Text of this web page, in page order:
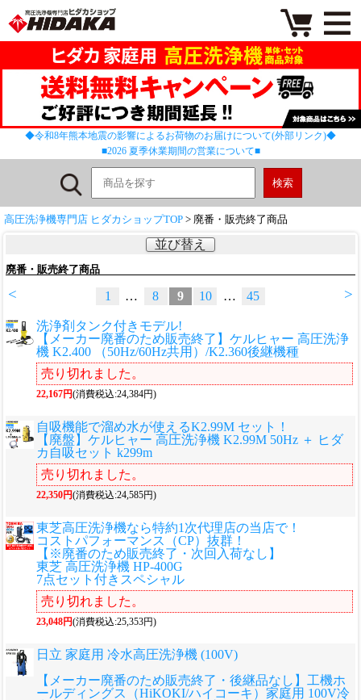
◆令和8年熊本地震の影響によるお荷物のお届けについて(外部リンク)◆
■2026 夏季休業期間の営業について■
高圧洗浄機専門店 ヒダカショップTOP > 廃番・販売終了商品
並び替え
廃番・販売終了商品
< >
1 … 8 9 10 … 45
洗浄剤タンク付きモデル!
【メーカー廃番のため販売終了】ケルヒャー 高圧洗浄
機 K2.400 （50Hz/60Hz共用）/K2.360後継機種
売り切れました。
22,167円(消費税込:24,384円)
自吸機能で溜め水が使えるK2.99M セット！
【廃盤】ケルヒャー 高圧洗浄機 K2.99M 50Hz ＋ ヒダ
カ自吸セット k299m
売り切れました。
22,350円(消費税込:24,585円)
東芝高圧洗浄機なら特約1次代理店の当店で！
コストパフォーマンス（CP）抜群！
【※廃番のため販売終了・次回入荷なし】
東芝 高圧洗浄機 HP-400G
7点セット付きスペシャル
売り切れました。
23,048円(消費税込:25,353円)
日立 家庭用 冷水高圧洗浄機 (100V)
【メーカー廃番のため販売終了・後継品なし】工機ホ
ールディングス（HiKOKI/ハイコーキ）家庭用 100V冷